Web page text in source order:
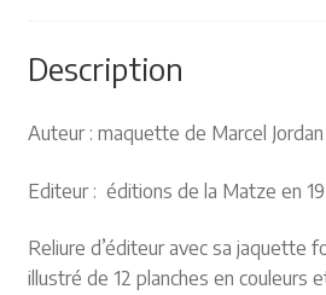
Description
Auteur : maquette de Marcel Jordan
Editeur : éditions de la Matze en
Reliure d’éditeur avec sa jaquette
illustré de 12 planches en couleurs